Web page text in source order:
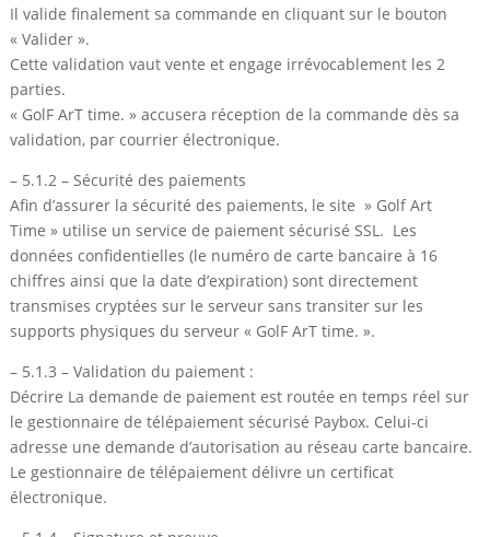
Il valide finalement sa commande en cliquant sur le bouton
« Valider ».
Cette validation vaut vente et engage irrévocablement les 2
parties.
« GolF ArT time. » accusera réception de la commande dès sa
validation, par courrier électronique.
– 5.1.2 – Sécurité des paiements
Afin d’assurer la sécurité des paiements, le site » Golf Art
Time » utilise un service de paiement sécurisé SSL. Les
données confidentielles (le numéro de carte bancaire à 16
chiffres ainsi que la date d’expiration) sont directement
transmises cryptées sur le serveur sans transiter sur les
supports physiques du serveur « GolF ArT time. ».
– 5.1.3 – Validation du paiement :
Décrire La demande de paiement est routée en temps réel sur
le gestionnaire de télépaiement sécurisé Paybox. Celui-ci
adresse une demande d’autorisation au réseau carte bancaire.
Le gestionnaire de télépaiement délivre un certificat
électronique.